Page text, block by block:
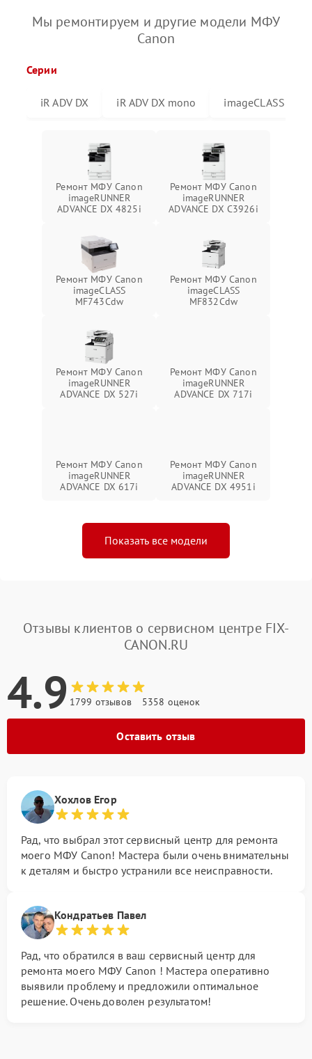
Мы ремонтируем и другие модели МФУ
Canon
Серии
iR ADV DX iR ADV DX mono imageCLASS
Ремонт МФУ Canon
imageRUNNER
ADVANCE DX 4825i
Ремонт МФУ Canon
imageRUNNER
ADVANCE DX C3926i
Ремонт МФУ Canon
imageCLASS
MF743Cdw
Ремонт МФУ Canon
imageCLASS
MF832Cdw
Ремонт МФУ Canon
imageRUNNER
ADVANCE DX 527i
Ремонт МФУ Canon
imageRUNNER
ADVANCE DX 717i
Ремонт МФУ Canon
imageRUNNER
ADVANCE DX 617i
Ремонт МФУ Canon
imageRUNNER
ADVANCE DX 4951i
Показать все модели
Отзывы клиентов о сервисном центре FIX-
CANON.RU
4.9 1799 отзывов 5358 оценок
Оставить отзыв
Хохлов Егор
Рад, что выбрал этот сервисный центр для ремонта
моего МФУ Canon! Мастера были очень внимательны
к деталям и быстро устранили все неисправности.
Кондратьев Павел
Рад, что обратился в ваш сервисный центр для
ремонта моего МФУ Canon ! Мастера оперативно
выявили проблему и предложили оптимальное
решение. Очень доволен результатом!